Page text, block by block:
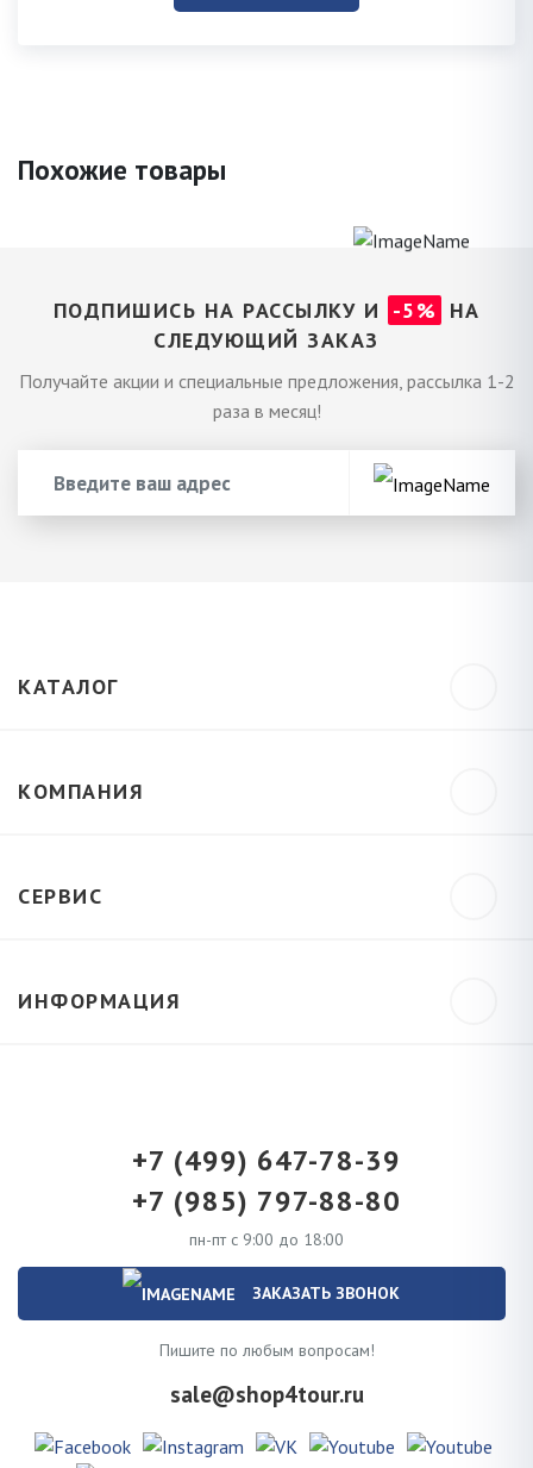
Похожие товары
ПОДПИШИСЬ НА РАССЫЛКУ И -5%
НА
СЛЕДУЮЩИЙ ЗАКАЗ
Получайте акции и специальные предложения, рассылка 1-2
раза в месяц!
КАТАЛОГ
КОМПАНИЯ
СЕРВИС
ИНФОРМАЦИЯ
+7 (499) 647-78-39
+7 (985) 797-88-80
пн-пт с 9:00 до 18:00
ЗАКАЗАТЬ ЗВОНОК
Пишите по любым вопросам!
sale@shop4tour.ru